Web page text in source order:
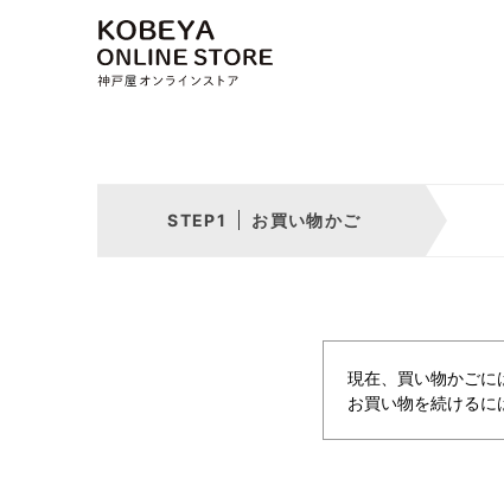
お買い物かご
現在、買い物かごに
お買い物を続けるに